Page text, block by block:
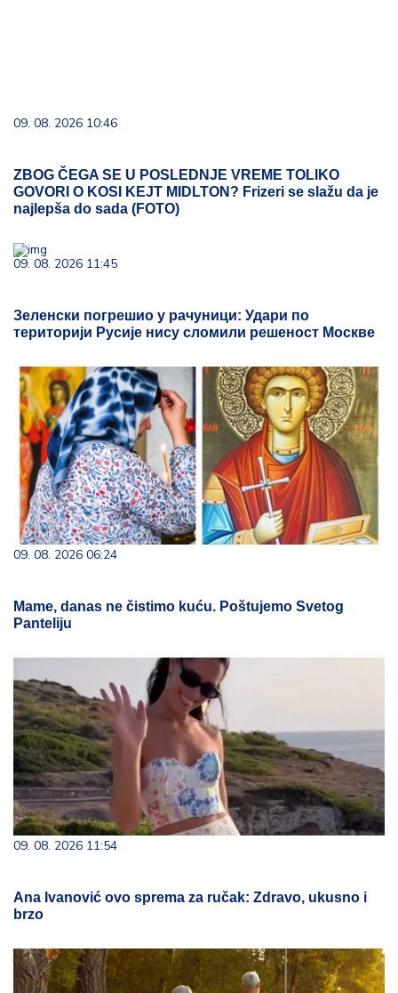
09. 08. 2026 10:46
ZBOG ČEGA SE U POSLEDNJE VREME TOLIKO
GOVORI O KOSI KEJT MIDLTON? Frizeri se slažu da je
najlepša do sada (FOTO)
09. 08. 2026 11:45
Зеленски погрешио у рачуници: Удари по
територији Русије нису сломили решеност Москве
09. 08. 2026 06:24
Mame, danas ne čistimo kuću. Poštujemo Svetog
Panteliju
09. 08. 2026 11:54
Ana Ivanović ovo sprema za ručak: Zdravo, ukusno i
brzo